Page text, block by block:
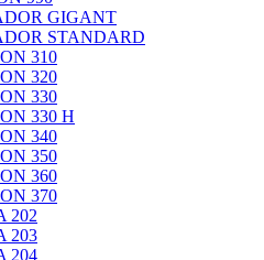
GIGANT
STANDARD
310
320
330
330 H
340
350
360
370
202
203
204